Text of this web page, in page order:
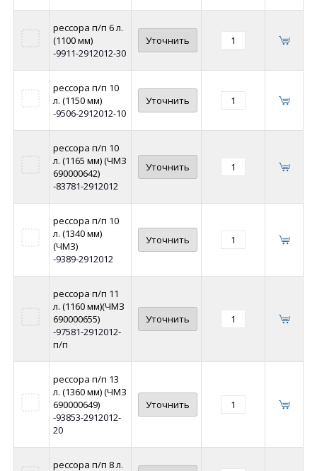
рессора п/п 6 л.
(1100 мм)
-9911-2912012-30
Уточнить
рессора п/п 10
л. (1150 мм)
-9506-2912012-10
Уточнить
рессора п/п 10
л. (1165 мм) (ЧМЗ
690000642)
-83781-2912012
Уточнить
рессора п/п 10
л. (1340 мм)
(ЧМЗ)
-9389-2912012
Уточнить
рессора п/п 11
л. (1160 мм)(ЧМЗ
690000655)
-97581-2912012-
п/п
Уточнить
рессора п/п 13
л. (1360 мм) (ЧМЗ
690000649)
-93853-2912012-
20
Уточнить
рессора п/п 8 л.